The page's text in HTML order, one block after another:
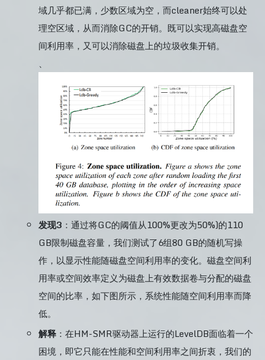
域几乎都已满，少数区域为空，而cleaner始终可以处
理空区域，从而消除GC的开销。既可以实现高磁盘空
间利用率，又可以消除磁盘上的垃圾收集开销。
、
发现3 ：通过将GC的阈值从100%更改为50%)的110
GB限制磁盘容量，我们测试了6组80 GB的随机写操
作，以显示性能随磁盘空间利用率的变化。磁盘空间利
用率或空间效率定义为磁盘上有效数据卷与分配的磁盘
空间的比率，如下图所示，系统性能随空间利用率而降
低。
解释 ：在HM-SMR驱动器上运行的LevelDB面临着一个
困境，即它只能在性能和空间利用率之间折衷，我们的